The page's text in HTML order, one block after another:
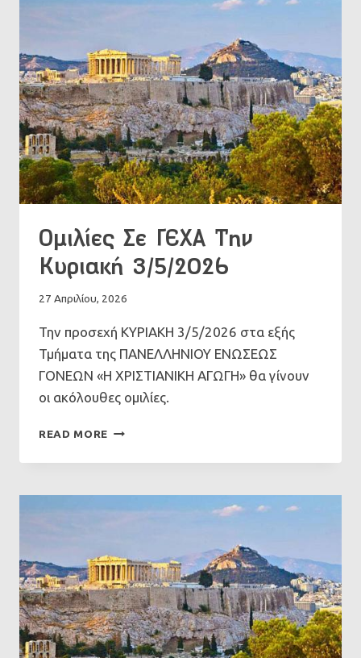
17/5/2026
Ομιλίες Σε ΓΕΧΑ Την
Κυριακή 3/5/2026
27 Απριλίου, 2026
Την προσεχή ΚΥΡΙΑΚΗ 3/5/2026 στα εξής
Τμήματα της ΠΑΝΕΛΛΗΝΙΟΥ ΕΝΩΣΕΩΣ
ΓΟΝΕΩΝ «Η ΧΡΙΣΤΙΑΝΙΚΗ ΑΓΩΓΗ» θα γίνουν
οι ακόλουθες ομιλίες.
READ MORE ΟΜΙΛΊΕΣ
ΓΕΧΑ
ΚΥΡΙΑΚΉ
3/5/2026